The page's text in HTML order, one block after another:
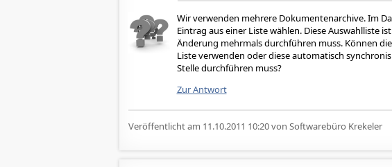
Wir verwenden mehrere Dokumentenarchive. Im
Eintrag aus einer Liste wählen. Diese Auswahlliste
Änderung mehrmals durchführen muss. Können
Liste verwenden oder diese automatisch
Stelle durchführen muss?
Zur Antwort
Veröffentlicht am 11.10.2011 10:20von Softwarebüro Krekeler